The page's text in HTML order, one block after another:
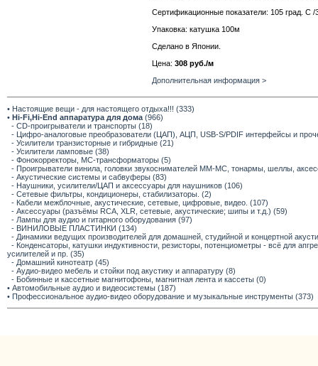
Сертификационные показатели: 105 град. C
Упаковка: катушка 100м
Сделано в Японии.
Цена: 308 руб./м
Дополнительная информация >
• Настоящие вещи - для настоящего отдыха!!! (333)
• Hi-Fi,Hi-End аппаратура для дома (966)
- CD-проигрыватели и транспорты (18)
- Цифро-аналоговые преобразователи (ЦАП), АЦП, USB-S/PDIF интерфейсы и
- Усилители транзисторные и гибридные (21)
- Усилители ламповые (38)
- Фонокорректоры, МС-трансформаторы (5)
- Проигрыватели винила, головки звукоснимателей ММ-МС, тонармы, шеллы,
- Акустические системы и сабвуферы (83)
- Наушники, усилители/ЦАП и аксессуары для наушников (106)
- Сетевые фильтры, кондиционеры, стабилизаторы. (2)
- Кабели межблочные, акустические, сетевые, цифровые, видео. (107)
- Аксессуары (разъёмы RCA, XLR, сетевые, акустические; шипы и т.д.) (59)
- Лампы для аудио и гитарного оборудования (97)
- ВИНИЛОВЫЕ ПЛАСТИНКИ (134)
- Динамики ведущих производителей для домашней, студийной и концертной
- Конденсаторы, катушки индуктивности, резисторы, потенциометры - всё для
усилителей и пр. (35)
- Домашний кинотеатр (45)
- Аудио-видео мебель и стойки под акустику и аппаратуру (8)
- Бобинные и кассетные магнитофоны, магнитная лента и кассеты (0)
• Автомобильные аудио и видеосистемы (187)
• Профессиональное аудио-видео оборудование и музыкальные инструменты (373)